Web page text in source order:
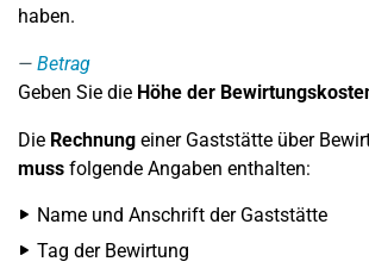
haben.
Betrag
Geben Sie die Höhe der
Die Rechnung einer Gaststätte über
muss folgende Angaben enthalten:
Name und Anschrift der Gaststätte
Tag der Bewirtung